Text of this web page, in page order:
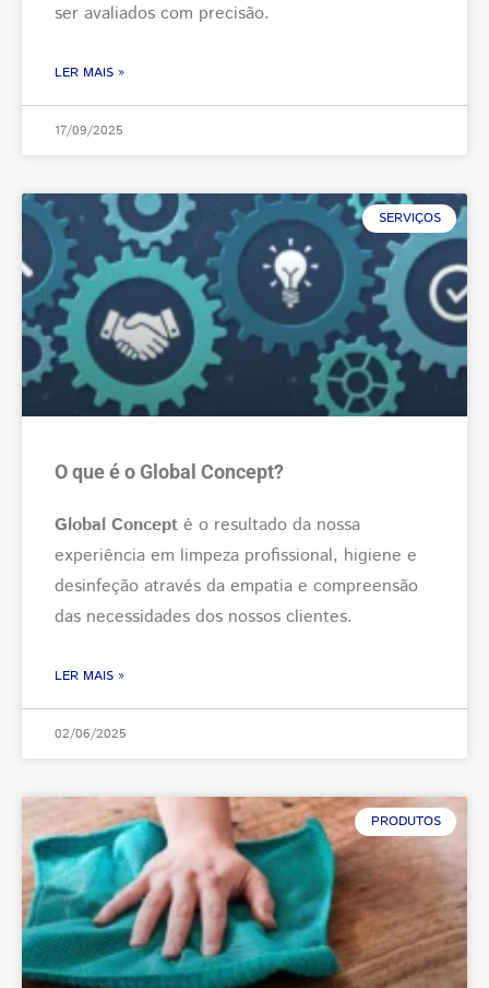
ser avaliados com precisão.
LER MAIS »
17/09/2025
SERVIÇOS
O que é o Global Concept?
Global Concept é o resultado da nossa
experiência em limpeza profissional, higiene e
desinfeção através da empatia e compreensão
das necessidades dos nossos clientes.
LER MAIS »
02/06/2025
PRODUTOS